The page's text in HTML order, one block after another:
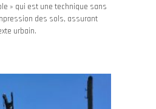
» qui est une technique sans
des sols, assurant
urbain.